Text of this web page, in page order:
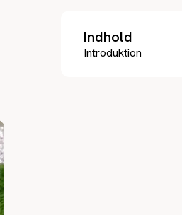
Indhold
Introduktion